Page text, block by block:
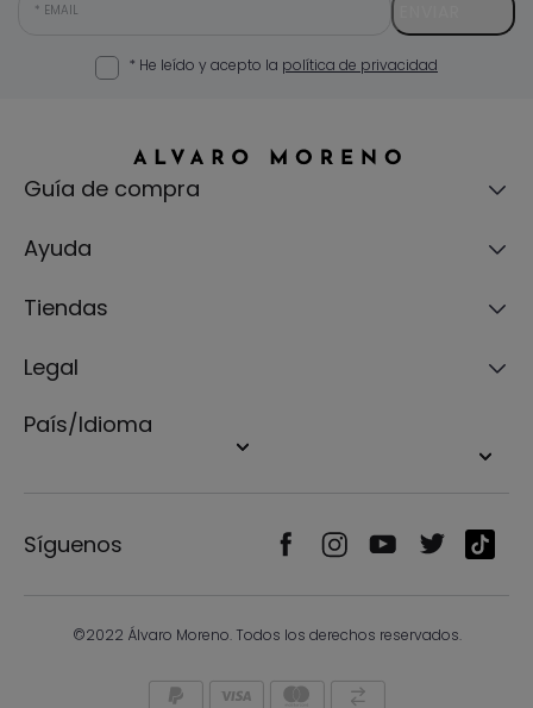
EMAIL
* He leído y acepto la política de privacidad
Guía de compra
Ayuda
Tiendas
Legal
País/Idioma
Síguenos
©2022 Álvaro Moreno. Todos los derechos reservados.